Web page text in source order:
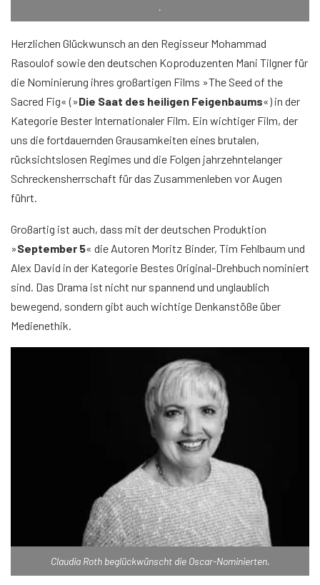
.
Herzlichen Glückwunsch an den Regisseur Mohammad
Rasoulof sowie den deutschen Koproduzenten Mani Tilgner für
die Nominierung ihres großartigen Films »The Seed of the
Sacred Fig« (»Die Saat des heiligen Feigenbaums«) in der
Kategorie Bester Internationaler Film. Ein wichtiger Film, der
uns die fortdauernden Grausamkeiten eines brutalen,
rücksichtslosen Regimes und die Folgen jahrzehntelanger
Schreckensherrschaft für das Zusammenleben vor Augen
führt.
Großartig ist auch, dass mit der deutschen Produktion
»September 5« die Autoren Moritz Binder, Tim Fehlbaum und
Alex David in der Kategorie Bestes Original-Drehbuch nominiert
sind. Das Drama ist nicht nur spannend und unglaublich
bewegend, sondern gibt auch wichtige Denkanstöße über
Medienethik.
Claudia Roth beglückwünscht die Oscar-Nominierten.